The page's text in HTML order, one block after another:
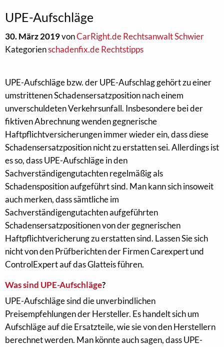
UPE-Aufschläge
30. März 2019vonCarRight.de Rechtsanwalt Schwier
Kategorienschadenfix.de Rechtstipps
UPE-Aufschläge bzw. der UPE-Aufschlag gehört zu einer
umstrittenen Schadensersatzposition nach einem
unverschuldeten Verkehrsunfall. Insbesondere bei der
fiktiven Abrechnung wenden gegnerische
Haftpflichtversicherungen immer wieder ein, dass diese
Schadensersatzposition nicht zu erstatten sei. Allerdings ist
es so, dass UPE-Aufschläge in den
Sachverständigengutachten regelmäßig als
Schadensposition aufgeführt sind. Man kann sich insoweit
auch merken, dass sämtliche im
Sachverständigengutachten aufgeführten
Schadensersatzpositionen von der gegnerischen
Haftpflichtvericherung zu erstatten sind. Lassen Sie sich
nicht von den Prüfberichten der Firmen Carexpert und
ControlExpert auf das Glatteis führen.
Was sind UPE-Aufschläge?
UPE-Aufschläge sind die unverbindlichen
Preisempfehlungen der Hersteller. Es handelt sich um
Aufschläge auf die Ersatzteile, wie sie von den Herstellern
berechnet werden. Man könnte auch sagen, dass UPE-